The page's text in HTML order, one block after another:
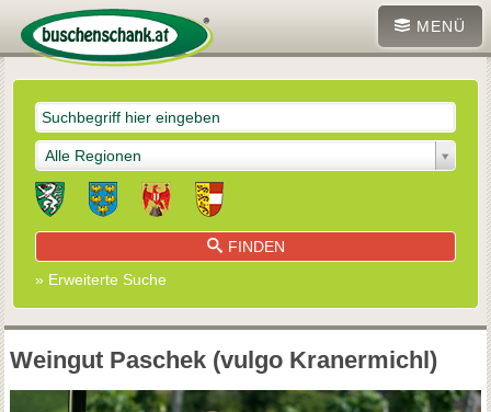
MENÜ
Alle Regionen
FINDEN
» Erweiterte Suche
Weingut Paschek (vulgo Kranermichl)